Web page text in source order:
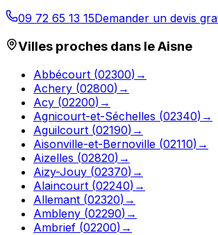
09 72 65 13 15Demander un devis
Villes proches dans leAisne
Abbécourt (02300) →
Achery (02800) →
Acy (02200) →
Agnicourt-et-Séchelles (02340) →
Aguilcourt (02190) →
Aisonville-et-Bernoville (02110) →
Aizelles (02820) →
Aizy-Jouy (02370) →
Alaincourt (02240) →
Allemant (02320) →
Ambleny (02290) →
Ambrief (02200) →